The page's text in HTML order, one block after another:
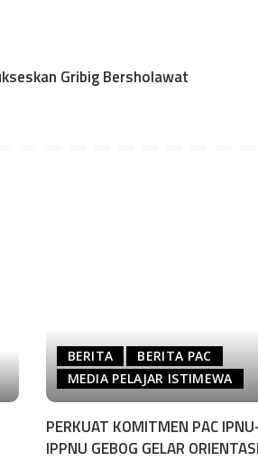
Gribig Bersholawat
BERITA
BERITA PAC
MEDIA PELAJAR ISTIMEWA
PERKUAT KOMITMEN PAC
IPPNU GEBOG GELAR ORIENTASI